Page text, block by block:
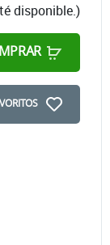
disponible.)